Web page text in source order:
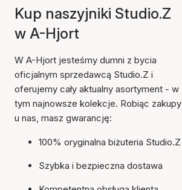
Kup naszyjniki Studio.Z
w A-Hjort
W A-Hjort jesteśmy dumni z bycia
oficjalnym sprzedawcą Studio.Z i
oferujemy cały aktualny asortyment - w
tym najnowsze kolekcje. Robiąc zakupy
u nas, masz gwarancję:
100% oryginalna biżuteria Studio.Z
Szybka i bezpieczna dostawa